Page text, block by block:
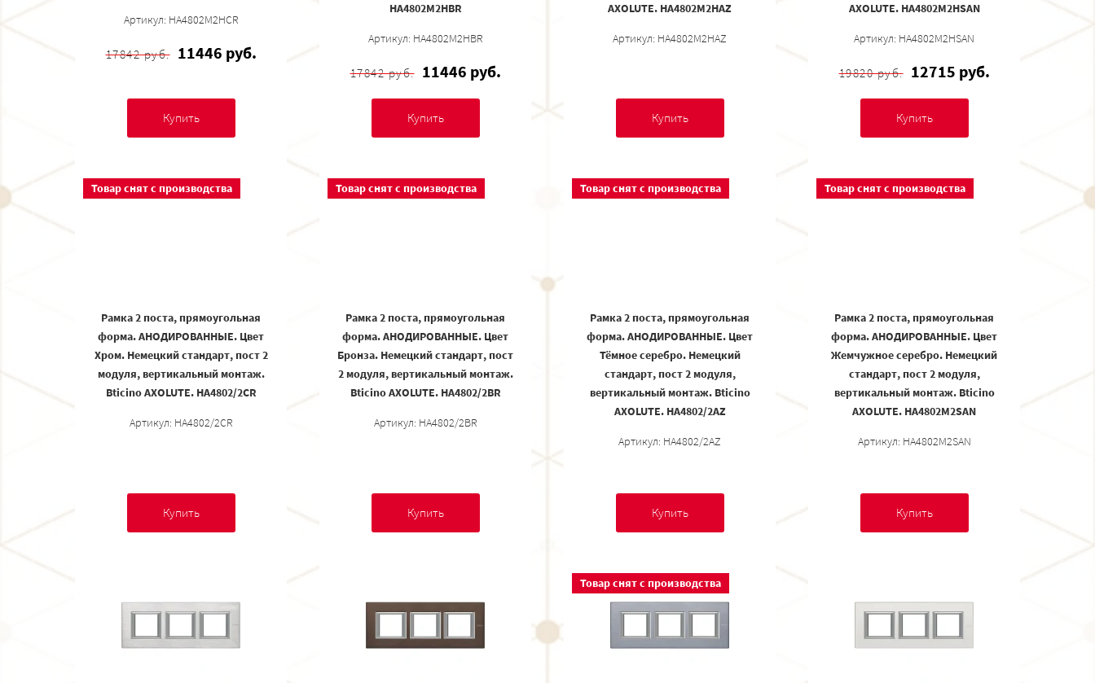
Артикул: HA4802M2HCR
17842 руб. 11446 руб.
Купить
HA4802M2HBR
Артикул: HA4802M2HBR
17842 руб. 11446 руб.
Купить
AXOLUTE. HA4802M2HAZ
Артикул: HA4802M2HAZ
Купить
AXOLUTE. HA4802M2HSAN
Артикул: HA4802M2HSAN
19820 руб. 12715 руб.
Купить
Товар снят с производства
Рамка 2 поста, прямоугольная
форма. АНОДИРОВАННЫЕ. Цвет
Хром. Немецкий стандарт, пост 2
модуля, вертикальный монтаж.
Bticino AXOLUTE. HA4802/2CR
Артикул: HA4802/2CR
Купить
Товар снят с производства
Рамка 2 поста, прямоугольная
форма. АНОДИРОВАННЫЕ. Цвет
Бронза. Немецкий стандарт, пост
2 модуля, вертикальный монтаж.
Bticino AXOLUTE. HA4802/2BR
Артикул: HA4802/2BR
Купить
Товар снят с производства
Рамка 2 поста, прямоугольная
форма. АНОДИРОВАННЫЕ. Цвет
Тёмное серебро. Немецкий
стандарт, пост 2 модуля,
вертикальный монтаж. Bticino
AXOLUTE. HA4802/2AZ
Артикул: HA4802/2AZ
Купить
Товар снят с производства
Рамка 2 поста, прямоугольная
форма. АНОДИРОВАННЫЕ. Цвет
Жемчужное серебро. Немецкий
стандарт, пост 2 модуля,
вертикальный монтаж. Bticino
AXOLUTE. HA4802M2SAN
Артикул: HA4802M2SAN
Купить
Товар снят с производства